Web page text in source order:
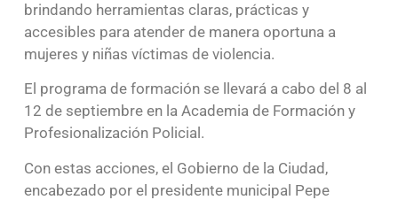
brindando herramientas claras, prácticas y
accesibles para atender de manera oportuna a
mujeres y niñas víctimas de violencia.
El programa de formación se llevará a cabo del 8 al
12 de septiembre en la Academia de Formación y
Profesionalización Policial.
Con estas acciones, el Gobierno de la Ciudad,
encabezado por el presidente municipal Pepe